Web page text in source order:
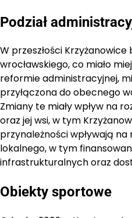
Podział
W przeszłości
wrocławskiego, co miało
reformie administracyjnej,
przyłączona do obecnego
Zmiany te miały wpływ na
oraz jej wsi, w tym
przynależności wpływają
lokalnego, w tym
infrastrukturalnych oraz
Obiekty sportowe